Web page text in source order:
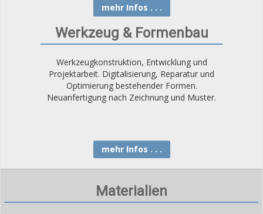
mehr Infos . . .
Werkzeug & Formenbau
Werkzeugkonstruktion, Entwicklung und
Projektarbeit. Digitalisierung, Reparatur und
Optimierung bestehender Formen.
Neuanfertigung nach Zeichnung und Muster.
mehr Infos . . .
Materialien